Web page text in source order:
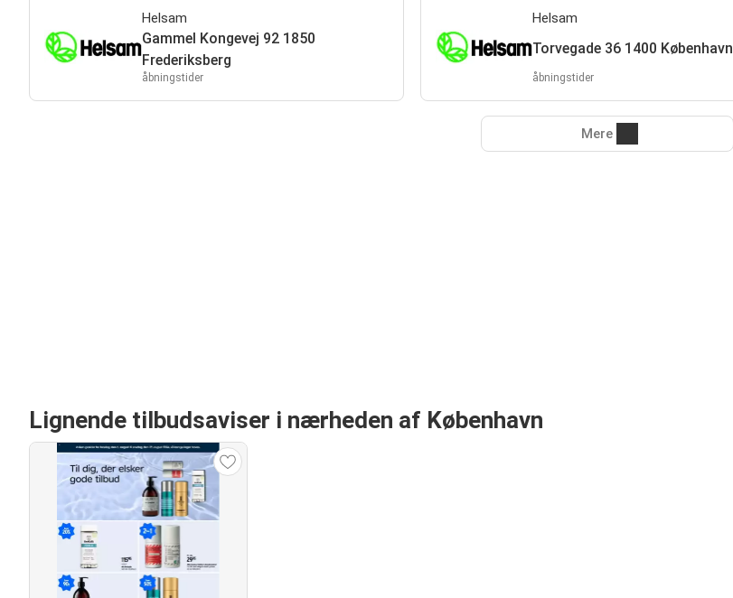
Helsam
Gammel Kongevej 92 1850
Frederiksberg
åbningstider
Helsam
Torvegade 36 1400 København
åbningstider
Mere
Lignende tilbudsaviser i nærheden af København